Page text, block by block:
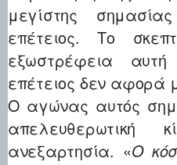
μεγίστης
επέτειος. Το
εξωστρέφεια
επέτειος δεν αφορά
Ο αγώνας αυτός
απελευθερωτική
ανεξαρτησία. «Ο